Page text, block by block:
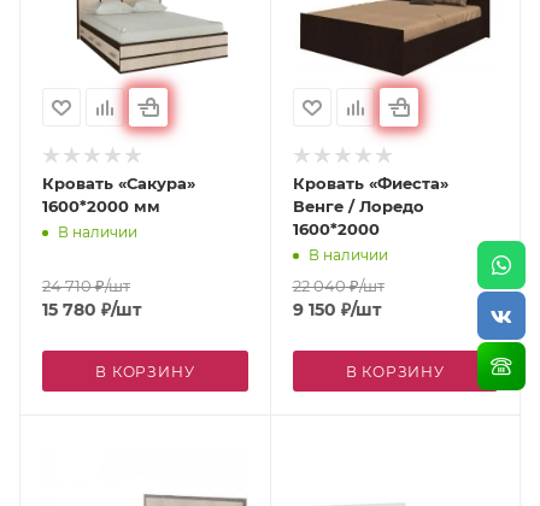
Кровать «Сакура»
1600*2000 мм
В наличии
24 710₽/шт
15 780 ₽/шт
В КОРЗИНУ
Кровать «Фиеста»
Венге / Лоредо
1600*2000
В наличии
22 040₽/шт
9 150 ₽/шт
В КОРЗИНУ